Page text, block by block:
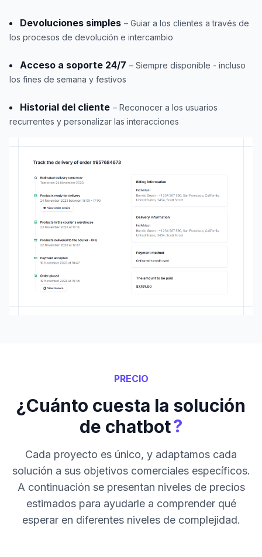
Devoluciones simples – Guiar a los clientes a través de
los procesos de devolución e intercambio
Acceso a soporte 24/7 – Siempre disponible - incluso
los fines de semana y festivos
Historial del cliente – Reconocer a los usuarios
recurrentes y personalizar las interacciones
PRECIO
¿Cuánto cuesta la solución
de chatbot?
Cada proyecto es único, y adaptamos cada
solución a sus objetivos comerciales específicos.
A continuación se presentan niveles de precios
estimados para ayudarle a comprender qué
esperar en diferentes niveles de complejidad.